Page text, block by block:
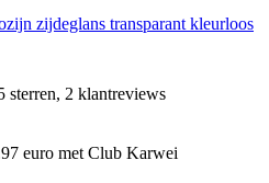
zijdeglans transparant kleurloos
sterren, 2 klantreviews
euro met Club Karwei